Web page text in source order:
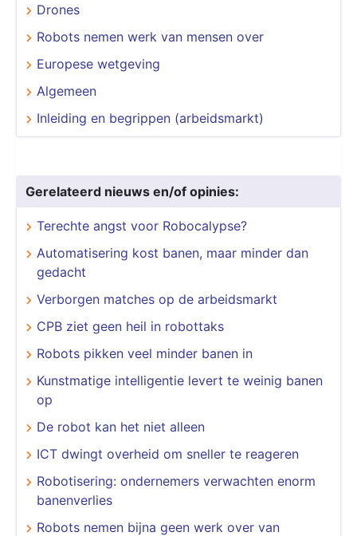
Drones
Robots nemen werk van mensen over
Europese wetgeving
Algemeen
Inleiding en begrippen (arbeidsmarkt)
Gerelateerd nieuws en/of opinies:
Terechte angst voor Robocalypse?
Automatisering kost banen, maar minder dan
gedacht
Verborgen matches op de arbeidsmarkt
CPB ziet geen heil in robottaks
Robots pikken veel minder banen in
Kunstmatige intelligentie levert te weinig banen
op
De robot kan het niet alleen
ICT dwingt overheid om sneller te reageren
Robotisering: ondernemers verwachten enorm
banenverlies
Robots nemen bijna geen werk over van